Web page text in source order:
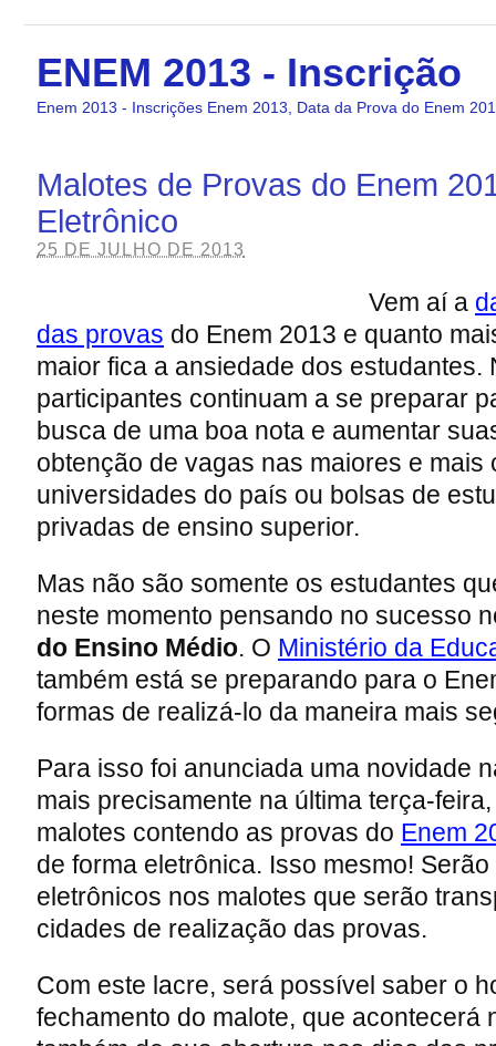
ENEM 2013 - Inscrição
Enem 2013 - Inscrições Enem 2013, Data da Prova do Enem
Malotes de Provas do Enem
Eletrônico
25 DE JULHO DE 2013
Vem aí a
das provas do Enem 2013 e quanto
maior fica a ansiedade dos estudantes.
participantes continuam a se preparar
busca de uma boa nota e aumentar
obtenção de vagas nas maiores e mais
universidades do país ou bolsas de
privadas de ensino superior.
Mas não são somente os estudantes
neste momento pensando no sucesso
do Ensino Médio. O Ministério da
também está se preparando para o
formas de realizá-lo da maneira mais
Para isso foi anunciada uma novidade
mais precisamente na última terça-
malotes contendo as provas do Enem
de forma eletrônica. Isso mesmo!
eletrônicos nos malotes que serão
cidades de realização das provas.
Com este lacre, será possível saber o
fechamento do malote, que acontecerá